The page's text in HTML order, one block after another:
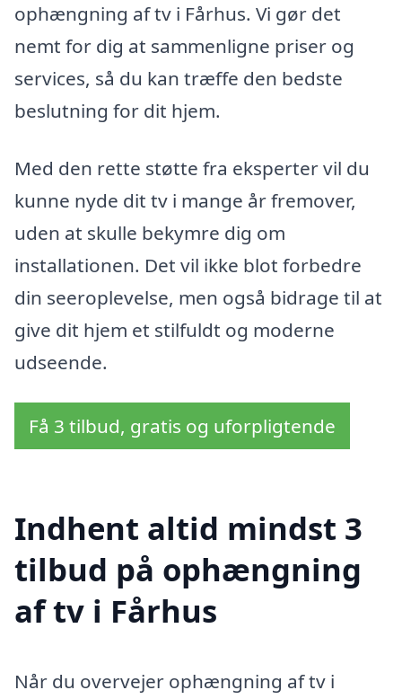
ophængning af tv i Fårhus. Vi gør det
nemt for dig at sammenligne priser og
services, så du kan træffe den bedste
beslutning for dit hjem.
Med den rette støtte fra eksperter vil du
kunne nyde dit tv i mange år fremover,
uden at skulle bekymre dig om
installationen. Det vil ikke blot forbedre
din seeroplevelse, men også bidrage til at
give dit hjem et stilfuldt og moderne
udseende.
Få 3 tilbud, gratis og uforpligtende
Indhent altid mindst 3
tilbud på ophængning
af tv i Fårhus
Når du overvejer ophængning af tv i